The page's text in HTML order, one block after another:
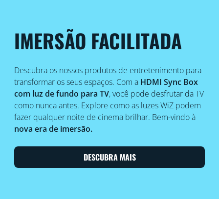
IMERSÃO FACILITADA
Descubra os nossos produtos de entretenimento para
transformar os seus espaços. Com a HDMI Sync Box
com luz de fundo para TV, você pode desfrutar da TV
como nunca antes. Explore como as luzes WiZ podem
fazer qualquer noite de cinema brilhar. Bem-vindo à
nova era de imersão.
DESCUBRA MAIS